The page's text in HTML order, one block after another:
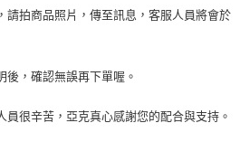
請拍商品照片，傳至訊息，客服人員將會於
後，確認無誤再下單喔。
很辛苦，亞克真心感謝您的配合與支持。